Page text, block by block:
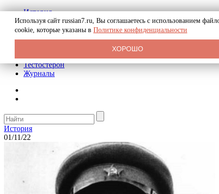
История
Биография
Криминал
Реклама на сайте
Тестостерон
Журналы
История
01/11/22
Используя сайт russian7.ru, Вы соглашаетесь с использованием
cookie, которые указаны в Политике конфиденциальности
ХОРОШО